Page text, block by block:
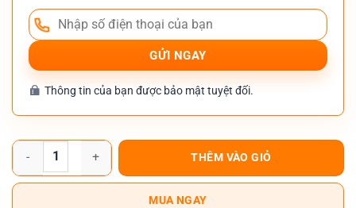
Thông tin của bạn được bảo mật tuyệt đối.
Máy Photocopy Màu Xerox Versant 180 số lượng
THÊM VÀO GIỎ
MUA NGAY